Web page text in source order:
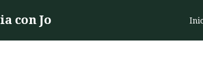
con Jo